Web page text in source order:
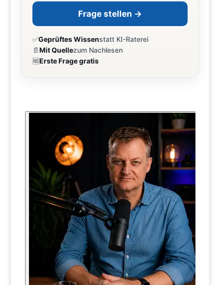
Frage stellen →
✅Geprüftes Wissenstatt KI-Raterei
📄Mit Quellezum Nachlesen
🆓Erste Frage gratis